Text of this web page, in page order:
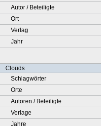
Autor / Beteiligte
Ort
Verlag
Jahr
Clouds
Schlagwörter
Orte
Autoren / Beteiligte
Verlage
Jahre